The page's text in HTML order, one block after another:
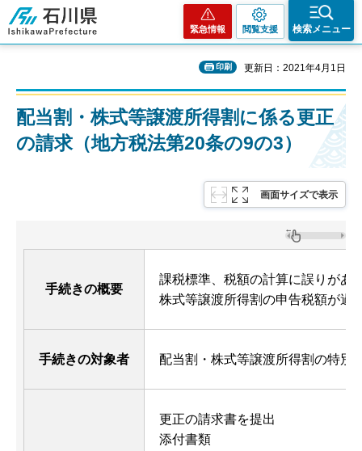
石川県
緊急情報 閲覧支援 検索メニュー
印刷 更新日：2021年4月1日
配当割・株式等譲渡所得割に係る更正
の請求（地方税法第20条の9の3）
画面サイズで表示
手続きの概要
課税標準、税額の計算に誤りがあ
株式等譲渡所得割の申告税額が過
手続きの対象者 配当割・株式等譲渡所得割の特別
更正の請求書を提出
添付書類